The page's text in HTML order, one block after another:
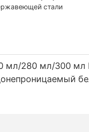
мл/280 мл/300 мл